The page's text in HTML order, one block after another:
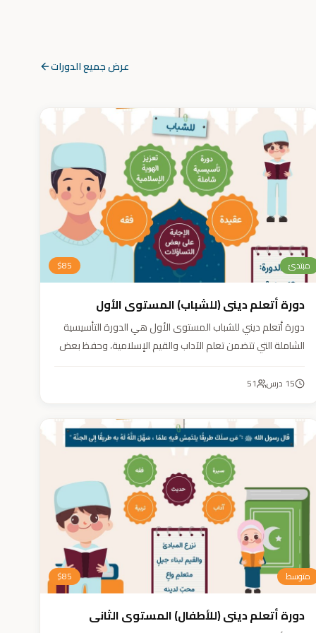
عرض جميع الدورات
مبتدئ $85
دورة أتعلم ديني (للشباب) المستوى الأول
دورة أتعلم ديني للشباب المستوى الأول هي الدورة التأسيسية
الشاملة التي تتضمن تعلم الآداب والقيم الإسلامية، وحفظ بعض
السيرة النبوية (فقه، عقيدة، سيرة).
15 درس 51
متوسط $85
دورة أتعلم ديني (للأطفال) المستوى الثاني